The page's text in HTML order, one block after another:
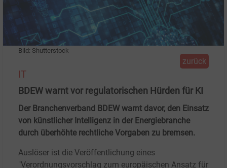
Bild: Shutterstock
zurück
IT
BDEW warnt vor regulatorischen Hürden für KI
Der Branchenverband BDEW warnt davor, den Einsatz
von künstlicher Intelligenz in der Energiebranche
durch überhöhte rechtliche Vorgaben zu bremsen.
Auslöser ist die Veröffentlichung eines
"Verordnungsvorschlag zum europäischen Ansatz für